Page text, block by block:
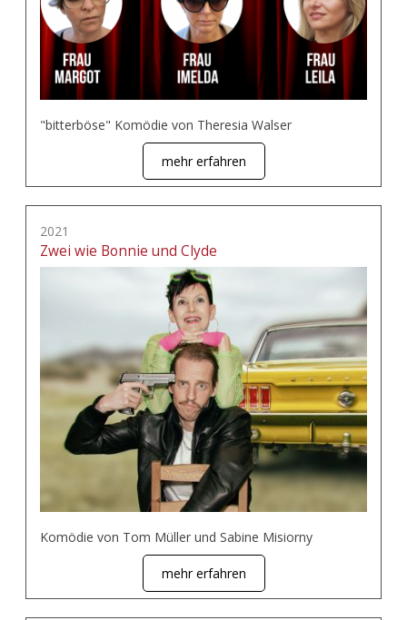
"bitterböse" Komödie von Theresia Walser
mehr erfahren
2021
Zwei wie Bonnie und Clyde
Komödie von Tom Müller und Sabine Misiorny
mehr erfahren